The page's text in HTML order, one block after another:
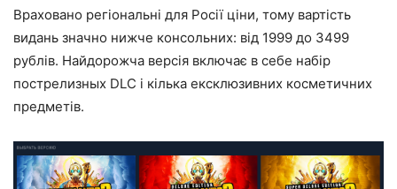
Враховано регіональні для Росії ціни, тому вартість
видань значно нижче консольних: від 1999 до 3499
рублів. Найдорожча версія включає в себе набір
пострелизных DLC і кілька ексклюзивних косметичних
предметів.